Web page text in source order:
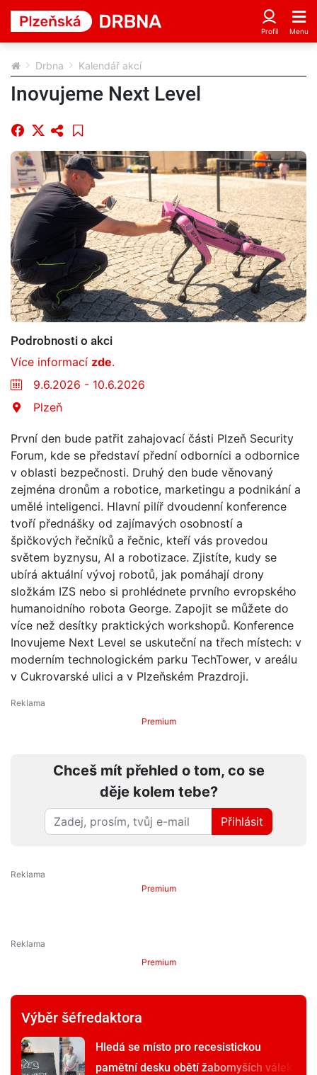
Drbna Kalendář akcí
Inovujeme Next Level
Podrobnosti o akci
Více informací zde.
9.6.2026 - 10.6.2026
Plzeň
První den bude patřit zahajovací části Plzeň Security
Forum, kde se představí přední odborníci a odbornice
v oblasti bezpečnosti. Druhý den bude věnovaný
zejména dronům a robotice, marketingu a podnikání a
umělé inteligenci. Hlavní pilíř dvoudenní konference
tvoří přednášky od zajímavých osobností a
špičkových řečníků a řečnic, kteří vás provedou
světem byznysu, AI a robotizace. Zjistíte, kudy se
ubírá aktuální vývoj robotů, jak pomáhají drony
složkám IZS nebo si prohlédnete prvního evropského
humanoidního robota George. Zapojit se můžete do
více než desítky praktických workshopů. Konference
Inovujeme Next Level se uskuteční na třech místech: v
moderním technologickém parku TechTower, v areálu
v Cukrovarské ulici a v Plzeňském Prazdroji.
Premium
Chceš mít přehled o tom, co se
děje kolem tebe?
Přihlásit
Premium
Premium
Výběr šéfredaktora
Hledá se místo pro recesistickou
pamětní desku obětí žabomyších válek